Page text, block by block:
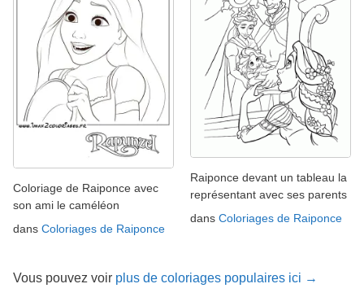
Coloriage de Raiponce avec
son ami le caméléon
dans Coloriages de Raiponce
Raiponce devant un tableau la
représentant avec ses parents
dans Coloriages de Raiponce
Vous pouvez voir plus de coloriages populaires ici →